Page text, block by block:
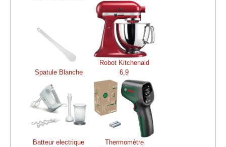
Spatule Blanche
Robot Kitchenaid
6,9
Batteur electrique
Thermomètre